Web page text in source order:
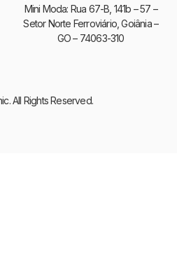
Mini Moda: Rua 67-B, 141b – 57 –
Setor Norte Ferroviário, Goiânia –
GO – 74063-310
All Rights Reserved.